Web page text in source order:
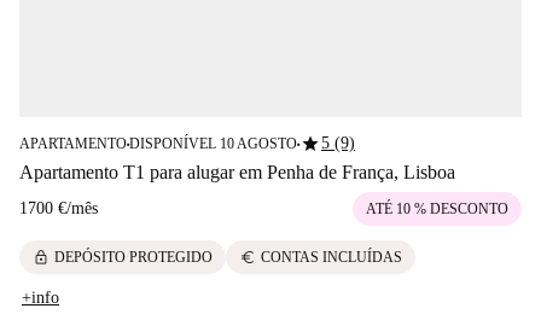
APARTAMENTO■DISPONÍVEL 10 AGOSTO■star5 (9)
Apartamento T1 para alugar em Penha de França, Lisboa
1700 €/mês ATÉ 10 % DESCONTO
lock DEPÓSITO PROTEGIDO euro CONTAS INCLUÍDAS
+info